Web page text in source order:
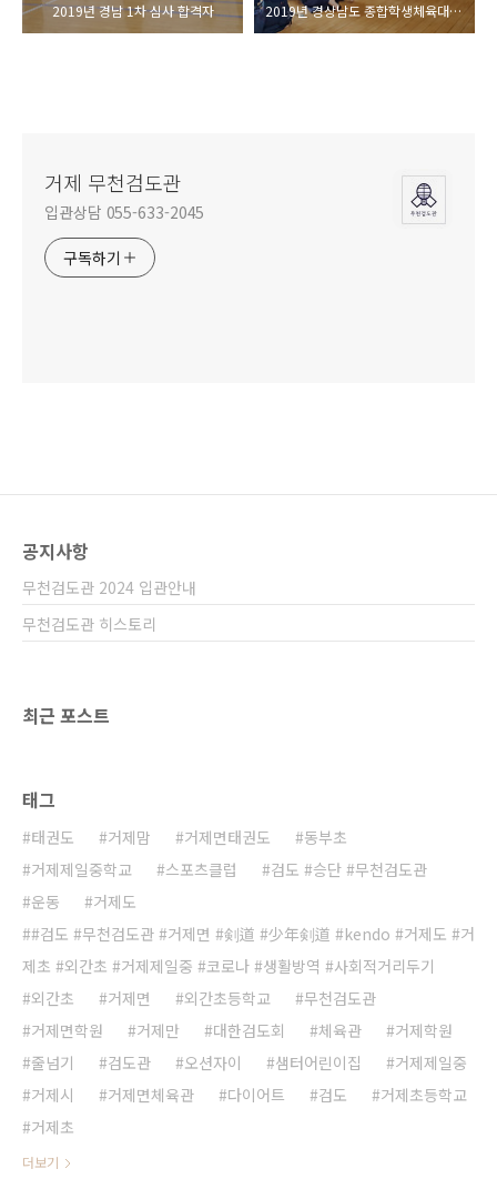
2019년 경남 1차 심사 합격자 2019년 경상남도 종합학생체육대회 검도경기
거제 무천검도관
입관상담 055-633-2045
구독하기
공지사항
무천검도관 2024 입관안내
무천검도관 히스토리
최근 포스트
태그
태권도 거제맘 거제면태권도
동부초
거제제일중학교
스포츠클럽
검도 #승단 #무천검도관
운동
거제도
#검도 #무천검도관 #거제면 #剣道 #少年剣道 #kendo #거제도 #거
제초 #외간초 #거제제일중 #코로나 #생활방역 #사회적거리두기
외간초
거제면 외간초등학교
무천검도관
거제면학원
거제만 대한검도회 체육관
거제학원
줄넘기
검도관 오션자이 샘터어린이집
거제제일중
거제시
거제면체육관 다이어트 검도
거제초등학교
거제초
더보기